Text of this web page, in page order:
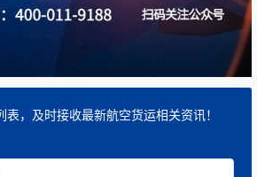
，及时接收最新航空货运相关资讯！